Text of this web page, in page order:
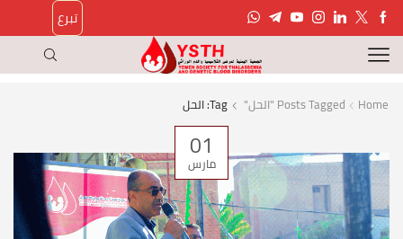
تبرع
Home Posts Tagged "الحل" Tag: الحل
01
مارس